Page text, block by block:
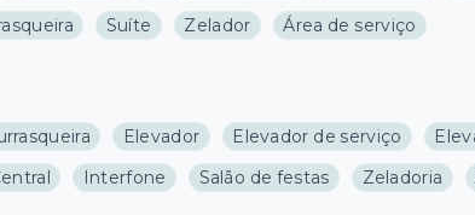
Suíte Zelador Área de serviço
Elevador Elevador de serviço
Interfone Salão de festas Zeladoria